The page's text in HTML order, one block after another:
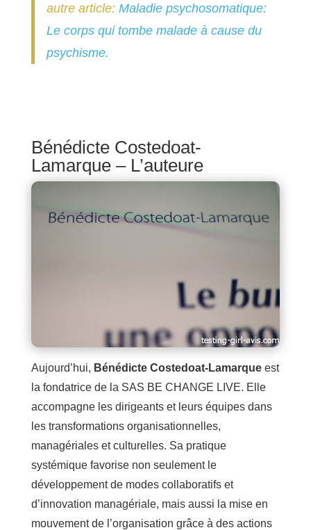
autre article:Maladie psychosomatique:
Le corps qui tombe malade à cause du
psychisme.
Bénédicte Costedoat-
Lamarque – L’auteure
Aujourd’hui, Bénédicte Costedoat-Lamarqueest
la fondatrice de la SAS BE CHANGE LIVE. Elle
accompagne les dirigeants et leurs équipes dans
les transformations organisationnelles,
managériales et culturelles. Sa pratique
systémique favorise non seulement le
développement de modes collaboratifs et
d’innovation managériale, mais aussi la mise en
mouvement de l’organisation grâce à des actions